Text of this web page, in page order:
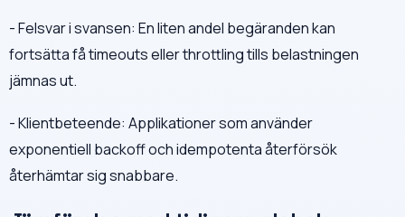
- Felsvar i svansen: En liten andel begäranden kan
fortsätta få timeouts eller throttling tills belastningen
jämnas ut.
- Klientbeteende: Applikationer som använder
exponentiell backoff och idempotenta återförsök
återhämtar sig snabbare.